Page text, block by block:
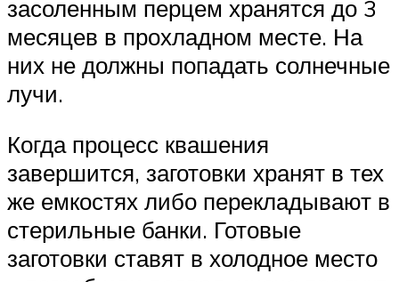
засоленным перцем хранятся до 3
месяцев в прохладном месте. На
них не должны попадать солнечные
лучи.
Когда процесс квашения
завершится, заготовки хранят в тех
же емкостях либо перекладывают в
стерильные банки. Готовые
заготовки ставят в холодное место